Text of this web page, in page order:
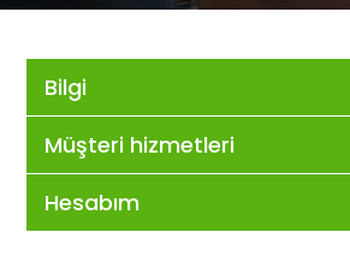
Bilgi
Müşteri hizmetleri
Hesabım